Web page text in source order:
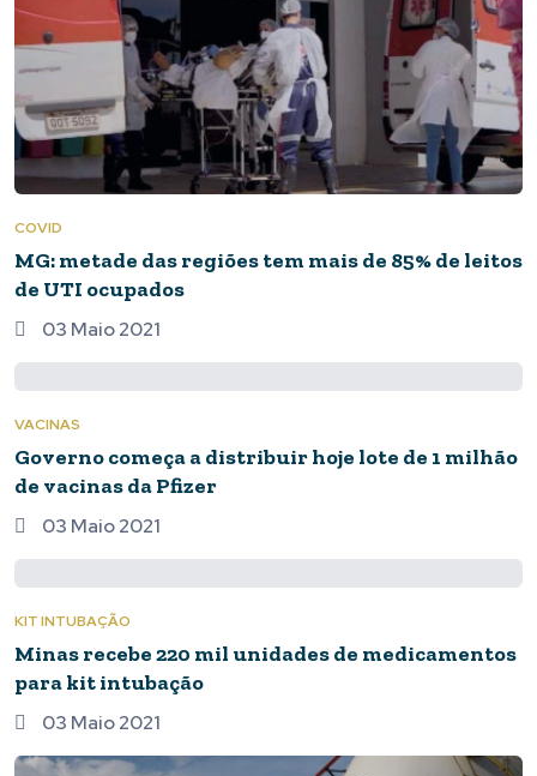
COVID
MG: metade das regiões tem mais de 85% de leitos
de UTI ocupados
03 Maio 2021
VACINAS
Governo começa a distribuir hoje lote de 1 milhão
de vacinas da Pfizer
03 Maio 2021
KIT INTUBAÇÃO
Minas recebe 220 mil unidades de medicamentos
para kit intubação
03 Maio 2021